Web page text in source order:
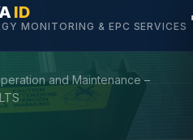
ID
MONITORING & EPC SERVICES
and Maintenance –